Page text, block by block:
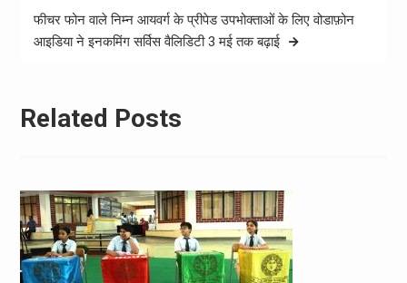
फीचर फोन वाले निम्न आयवर्ग के प्रीपेड उपभोक्ताओं के लिए वोडाफ़ोन
आइडिया ने इनकमिंग सर्विस वैलिडिटी 3 मई तक बढ़ाई
Related Posts